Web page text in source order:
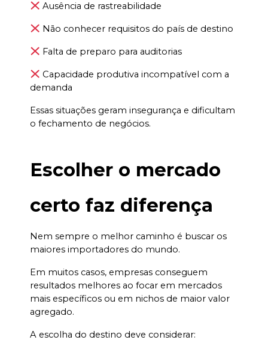
Ausência de rastreabilidade
Não conhecer requisitos do país de destino
Falta de preparo para auditorias
Capacidade produtiva incompatível com a
demanda
Essas situações geram insegurança e dificultam
o fechamento de negócios.
Escolher o mercado
certo faz diferença
Nem sempre o melhor caminho é buscar os
maiores importadores do mundo.
Em muitos casos, empresas conseguem
resultados melhores ao focar em mercados
mais específicos ou em nichos de maior valor
agregado.
A escolha do destino deve considerar: